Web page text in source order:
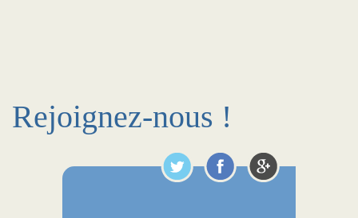
Rejoignez-nous !